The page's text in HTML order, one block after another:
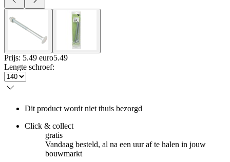
Prijs: 5.49 euro5.49
Lengte schroef:
Dit product wordt niet thuis bezorgd
Click & collect
gratis
Vandaag besteld, al na een uur af te halen in jouw
bouwmarkt